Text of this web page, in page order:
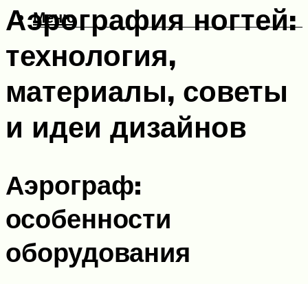
Меню
Аэрография ногтей:
технология,
материалы, советы
и идеи дизайнов
Аэрограф:
особенности
оборудования